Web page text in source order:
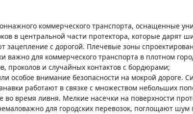
коммерческого транспорта, оснащенные
в центральной части протектора, которые дарят
зацепление с дорогой. Плечевые зоны
важно для коммерческого транспорта в плотном
и случайных контактов с бордюрами;
особое внимание безопасности на мокрой дороге.
работают в связке с множеством небольших
время ливня. Мелкие насечки на поверхности
для городских перевозок, поглощают